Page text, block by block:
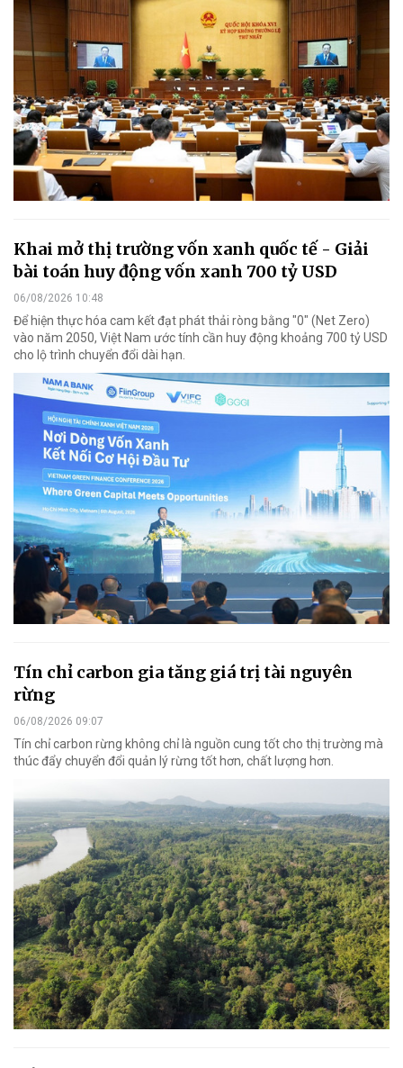
Khai mở thị trường vốn xanh quốc tế - Giải
bài toán huy động vốn xanh 700 tỷ USD
06/08/2026 10:48
Để hiện thực hóa cam kết đạt phát thải ròng bằng "0" (Net Zero)
vào năm 2050, Việt Nam ước tính cần huy động khoảng 700 tỷ USD
cho lộ trình chuyển đổi dài hạn.
Tín chỉ carbon gia tăng giá trị tài nguyên
rừng
06/08/2026 09:07
Tín chỉ carbon rừng không chỉ là nguồn cung tốt cho thị trường mà
thúc đẩy chuyển đổi quản lý rừng tốt hơn, chất lượng hơn.